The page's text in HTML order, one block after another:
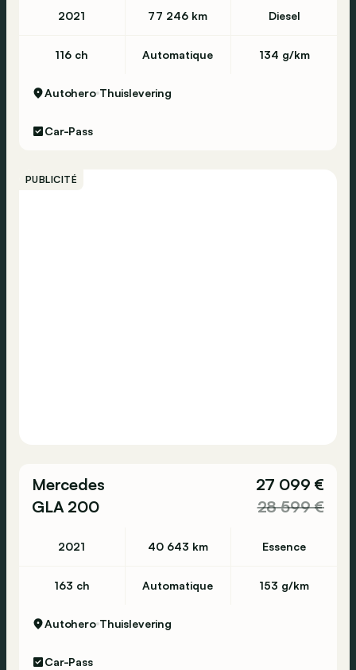
2021 77 246 km Diesel
116 ch Automatique 134 g/km
Autohero Thuislevering
Car-Pass
PUBLICITÉ
Mercedes
GLA 200
27 099 €
28 599 €
2021 40 643 km Essence
163 ch Automatique 153 g/km
Autohero Thuislevering
Car-Pass